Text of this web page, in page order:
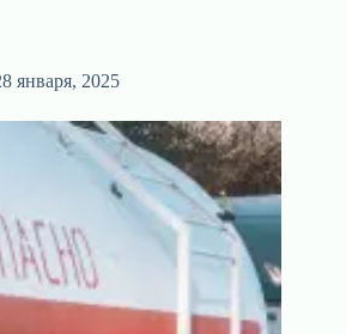
января, 2025